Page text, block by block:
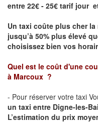
entre 22€ - 25€ tarif jour
Un taxi coûte plus cher
jusqu’à 50% plus élevé
choisissez bien vos
Quel est le coût d'une
à Marcoux ?
- Pour réserver votre taxi
un taxi entre Digne-les-
L’estimation du prix